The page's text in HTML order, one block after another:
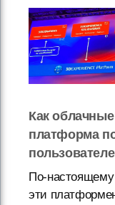
Как
платформа
По-настоящему
эти